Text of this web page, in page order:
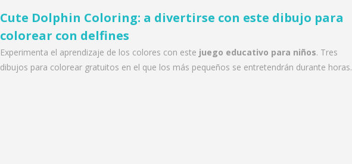
Cute Dolphin Coloring: a divertirse con este dibujo para
colorear con delfines
Experimenta el aprendizaje de los colores con este juego educativo para niños. Tres
dibujos para colorear gratuitos en el que los más pequeños se entretendrán durante horas.